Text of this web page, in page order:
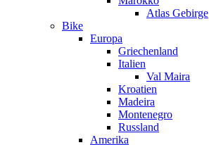
Atlas Gebirge
Bike
Europa
Griechenland
Italien
Val Maira
Kroatien
Madeira
Montenegro
Russland
Amerika